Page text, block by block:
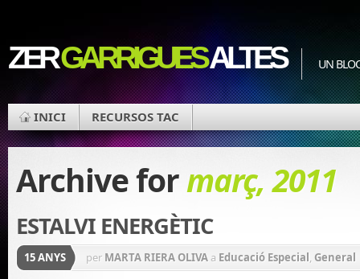
ZERGARRIGUESALTES UN
INICI RECURSOS TAC
Archive formarç, 2011
ESTALVI ENERGÈTIC
15 ANYS per MARTA RIERA OLIVA a Educació Especial, General